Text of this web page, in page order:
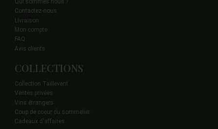
Qui sommes nous ?
Contactez-nous
Livraison
Mon compte
FAQ
Avis clients
COLLECTIONS
Collection Taillevent
Ventes privées
Vins étrangers
Coup de coeur du sommelier
Cadeaux d'affaires